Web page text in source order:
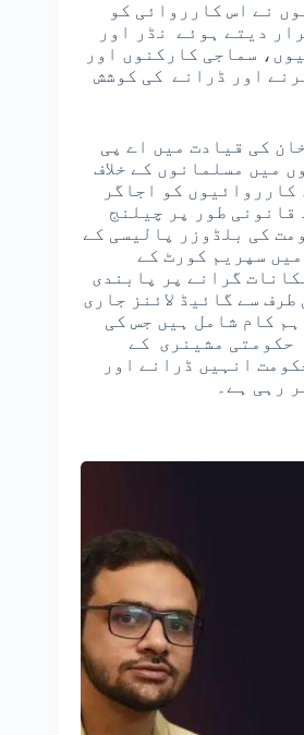
نے اس کارروائی کو
دیتے ہوئے نڈر اور
سماجی کارکنوں اور
اور ڈرانے کی کوشش
کی قیادت میں اے پی
میں مسلمانوں کے خلاف
کو اجاگر
قانونی طور پر چیلنج
کی بلڈوزر پالیسی کے
سپریم کورٹ کے
گرانے پر پابندی
سے گائیڈ لائنز جاری
کام شامل ہیں جس کی
حکومتی مشینری کے
انہیں ڈرانے اور
رہی ہے۔